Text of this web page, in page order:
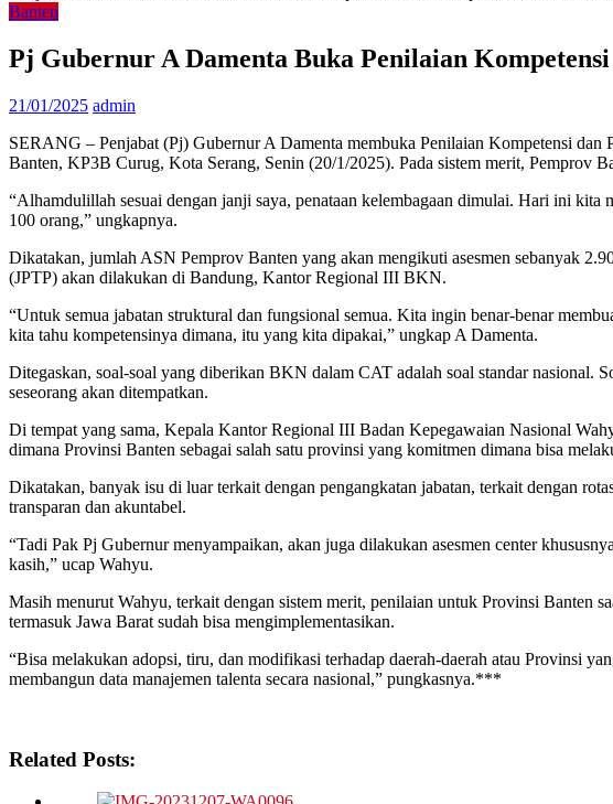
Banten
Pj Gubernur A Damenta Buka Penilaian
21/01/2025 admin
SERANG – Penjabat (Pj) Gubernur A Damenta membuka Penilaian Kompetensi
Banten, KP3B Curug, Kota Serang, Senin (20/1/2025). Pada sistem merit, Pemprov
“Alhamdulillah sesuai dengan janji saya, penataan kelembagaan dimulai. Hari ini kita
100 orang,” ungkapnya.
Dikatakan, jumlah ASN Pemprov Banten yang akan mengikuti asesmen sebanyak
(JPTP) akan dilakukan di Bandung, Kantor Regional III BKN.
“Untuk semua jabatan struktural dan fungsional semua. Kita ingin benar-benar
kita tahu kompetensinya dimana, itu yang kita dipakai,” ungkap A Damenta.
Ditegaskan, soal-soal yang diberikan BKN dalam CAT adalah soal standar nasional.
seseorang akan ditempatkan.
Di tempat yang sama, Kepala Kantor Regional III Badan Kepegawaian Nasional
dimana Provinsi Banten sebagai salah satu provinsi yang komitmen dimana bisa
Dikatakan, banyak isu di luar terkait dengan pengangkatan jabatan, terkait dengan
transparan dan akuntabel.
“Tadi Pak Pj Gubernur menyampaikan, akan juga dilakukan asesmen center
kasih,” ucap Wahyu.
Masih menurut Wahyu, terkait dengan sistem merit, penilaian untuk Provinsi Banten
termasuk Jawa Barat sudah bisa mengimplementasikan.
“Bisa melakukan adopsi, tiru, dan modifikasi terhadap daerah-daerah atau Provinsi
membangun data manajemen talenta secara nasional,” pungkasnya.***
Related Posts: